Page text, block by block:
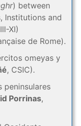
) between
Institutions and
XI)
de Rome).
omeyas y
, CSIC).
peninsulares
Porrinas,